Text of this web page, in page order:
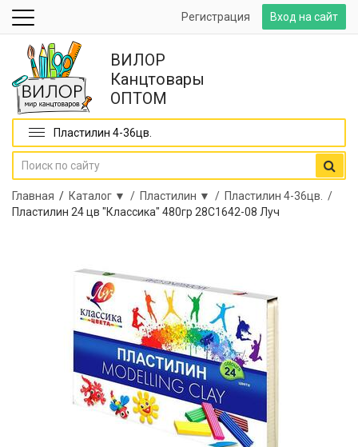
Вход на сайт
Регистрация
ВИЛОР
Канцтовары
ОПТОМ
Пластилин 4-36цв.
Главная / Каталог ▼ / Пластилин ▼ / Пластилин 4-36цв. /
Пластилин 24 цв "Классика" 480гр 28С1642-08 Луч